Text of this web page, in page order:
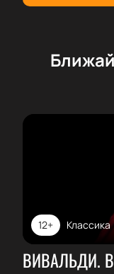
Классика
12+
ВИВАЛЬДИ.